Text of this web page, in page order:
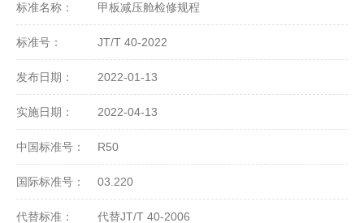
标准名称： 甲板减压舱检修规程
标准号： JT/T 40-2022
发布日期： 2022-01-13
实施日期： 2022-04-13
中国标准号： R50
国际标准号： 03.220
代替标准： 代替JT/T 40-2006